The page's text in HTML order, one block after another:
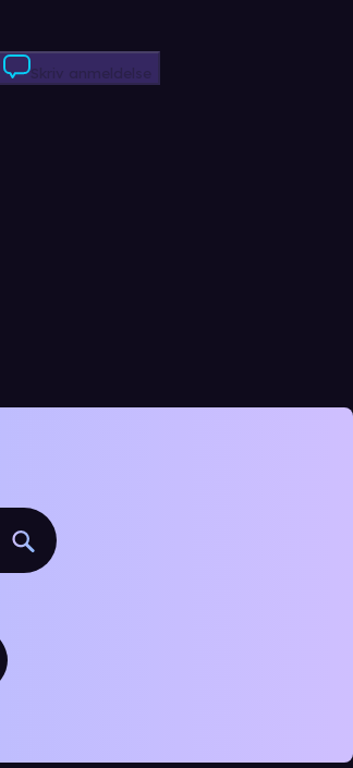
Skriv anmeldelse